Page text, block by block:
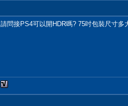
請問接PS4可以開HDR嗎? 75吋包裝尺寸多